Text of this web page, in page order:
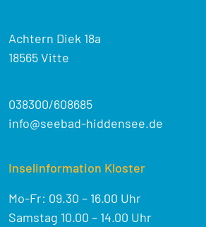
Achtern Diek 18a
18565 Vitte
038300/608685
info@seebad-hiddensee.de
Inselinformation Kloster
Mo-Fr: 09.30 – 16.00 Uhr
Samstag 10.00 – 14.00 Uhr